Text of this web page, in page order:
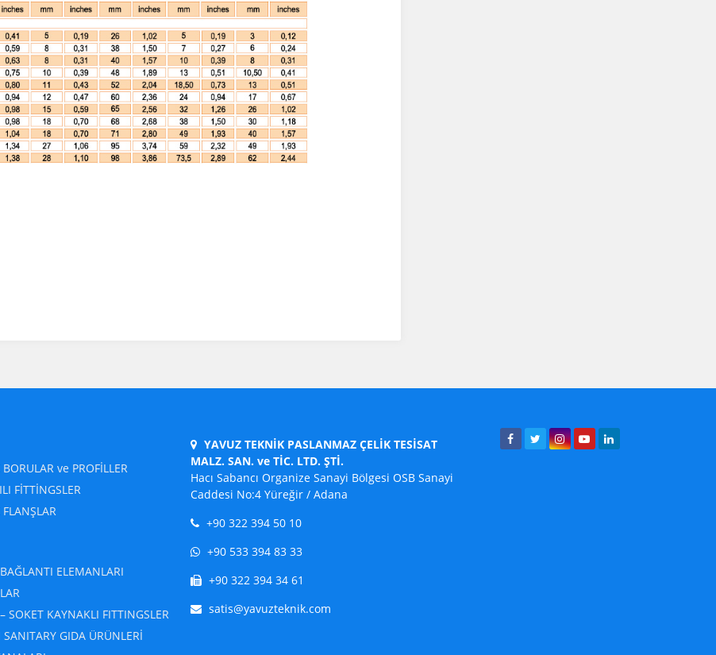
ve PROFİLLER
FİTTİNGSLER
ELEMANLARI
SOKET KAYNAKLI FITTINGSLER
GIDA ÜRÜNLERİ
YAVUZ TEKNİK PASLANMAZ ÇELİK TESİSAT
MALZ. SAN. ve TİC. LTD. ŞTİ.
Hacı Sabancı Organize Sanayi Bölgesi OSB Sanayi
Caddesi No:4 Yüreğir / Adana
+90 322 394 50 10
+90 533 394 83 33
+90 322 394 34 61
satis@yavuzteknik.com